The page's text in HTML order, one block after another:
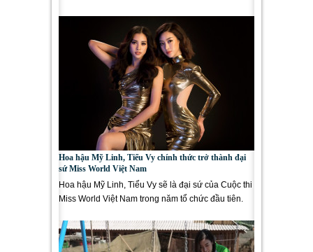
Hoa hậu Mỹ Linh, Tiểu Vy chính thức trở thành đại
sứ Miss World Việt Nam
Hoa hậu Mỹ Linh, Tiểu Vy sẽ là đại sứ của Cuộc thi
Miss World Việt Nam trong năm tổ chức đầu tiên.